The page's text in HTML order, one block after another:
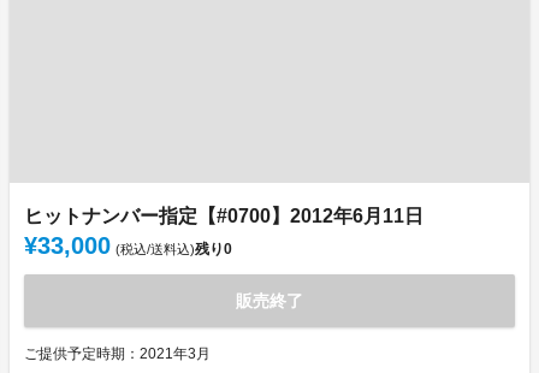
ヒットナンバー指定【#0700】2012年6月11日
¥33,000 (税込/送料込)残り0
販売終了
ご提供予定時期：2021年3月